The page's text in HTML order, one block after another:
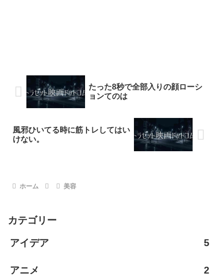
たった8秒で全部入りの顔ローシ
ョンてのは
風邪ひいてる時に筋トレしてはい
けない。
ホーム 美容
カテゴリー
アイデア 5
アニメ 2